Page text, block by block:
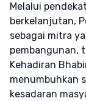
Melalui
berkelanjutan,
sebagai mitra
pembangunan,
Kehadiran
menumbuhkan
kesadaran